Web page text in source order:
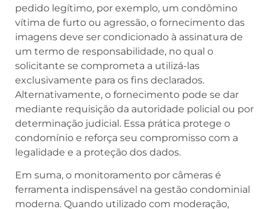
pedido legítimo, por exemplo, um condômino
vítima de furto ou agressão, o fornecimento das
imagens deve ser condicionado à assinatura de
um termo de responsabilidade, no qual o
solicitante se comprometa a utilizá-las
exclusivamente para os fins declarados.
Alternativamente, o fornecimento pode se dar
mediante requisição da autoridade policial ou por
determinação judicial. Essa prática protege o
condomínio e reforça seu compromisso com a
legalidade e a proteção dos dados.
Em suma, o monitoramento por câmeras é
ferramenta indispensável na gestão condominial
moderna. Quando utilizado com moderação,